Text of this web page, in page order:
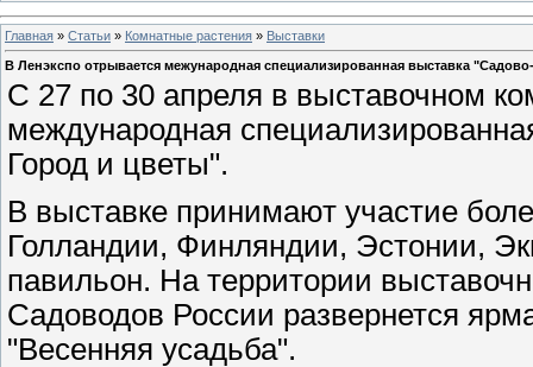
Главная » Статьи » Комнатные растения » Выставки
В Ленэкспо отрывается межународная специализированная выставка
С 27 по 30 апреля в выставочном
международная
Город и цветы".
В выставке принимают участие
Голландии, Финляндии, Эстонии,
павильон. На территории
Садоводов России развернется
"Весенняя усадьба".